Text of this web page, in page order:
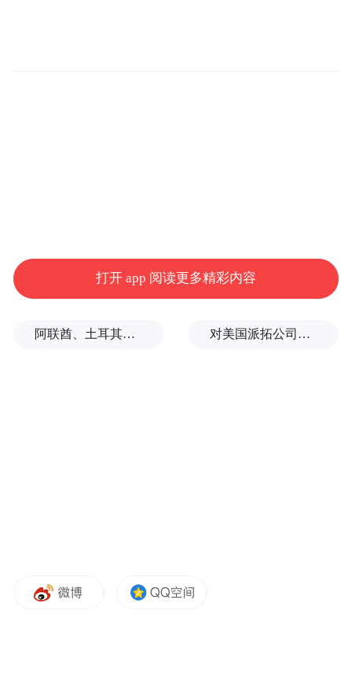
当地孩子近九成患有龋齿（279/320）。凤凰
打开 app 阅读更多精彩内容
阿联酋、土耳其、沙特等8国外长发表联合声明 对美国派拓公司进行安全审查有何深意？专家解析